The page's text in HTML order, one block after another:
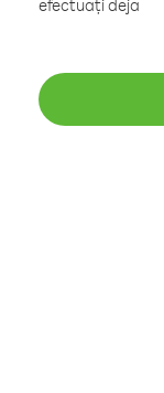
efectuați deja